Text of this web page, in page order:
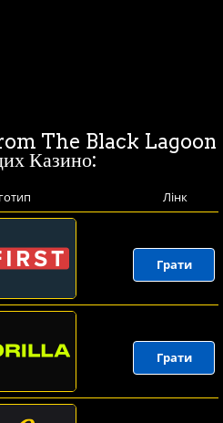
The Black Lagoon
Казино:
Лінк
Грати
Грати